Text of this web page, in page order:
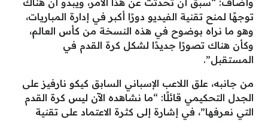
وأضاف: “سبق أن تحدثت عن هذا الأمر، ويبدو أن هناك
توجهًا لمنح تقنية الفيديو دورًا أكبر في إدارة المباريات،
وهو ما نراه بوضوح في هذه النسخة من كأس العالم،
وكأن هناك تصورًا جديدًا لشكل كرة القدم في
المستقبل”.
من جانبه، علق اللاعب الإسباني السابق كيكو نارفيز على
الجدل التحكيمي قائلًا: “ما نشاهده الآن ليس كرة القدم
التي نعرفها”، في إشارة إلى كثرة الاعتماد على تقنية